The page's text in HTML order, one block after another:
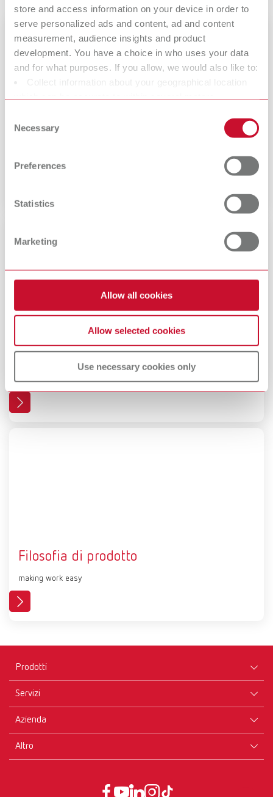
store and access information on your device in order to
serve personalized ads and content, ad and content
measurement, audience insights and product
development. You have a choice in who uses your data
and for what purposes. If you allow, we would also like to:
Collect information about your geographical location
characteristics (fingerprinting)
Find out more about how your personal data is processed
and set your preferences in the details section. You can
change or withdraw your consent any time from the
Selection
Necessary
Preferences
Statistics
Marketing
Allow all cookies
Allow selected cookies
Use necessary cookies only
Le vostre idee, la nostra fiducia. Insieme verso il successo!
Profilo aziendale
Umanità, stima e responsabilità | Ciò che conta per Renfert
Filosofia di prodotto
making work easy
Prodotti
Strumenti
Materiali
Servizi
Download
Azienda
Altro